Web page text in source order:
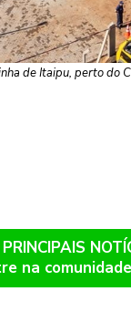
de Itaipu, perto
na